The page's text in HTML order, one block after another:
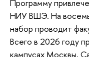
Программу
НИУ ВШЭ. На восемь
набор проводит
Всего в 2026 году
кампусах Москвы,